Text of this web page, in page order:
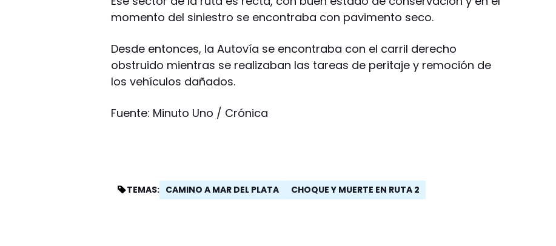
momento del siniestro se encontraba con pavimento seco.
Desde entonces, la Autovía se encontraba con el carril derecho
obstruido mientras se realizaban las tareas de peritaje y remoción de
los vehículos dañados.
Fuente: Minuto Uno / Crónica
TEMAS: CAMINO A MAR DEL PLATA CHOQUE Y MUERTE EN RUTA 2